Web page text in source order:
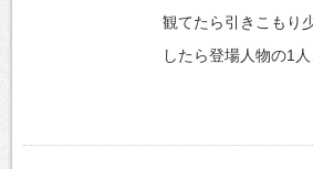
観てたら引きこもり
したら登場人物の1人